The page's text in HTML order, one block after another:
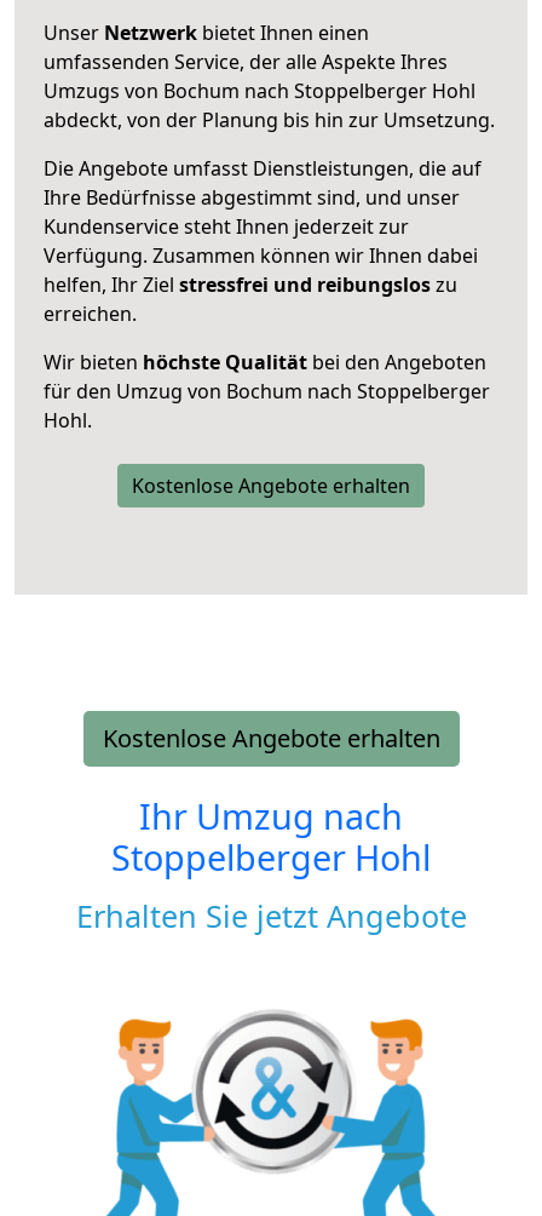
Unser Netzwerk bietet Ihnen einen
umfassenden Service, der alle Aspekte Ihres
Umzugs von Bochum nach Stoppelberger Hohl
abdeckt, von der Planung bis hin zur Umsetzung.
Die Angebote umfasst Dienstleistungen, die auf
Ihre Bedürfnisse abgestimmt sind, und unser
Kundenservice steht Ihnen jederzeit zur
Verfügung. Zusammen können wir Ihnen dabei
helfen, Ihr Ziel stressfrei und reibungsloszu
erreichen.
Wir bieten höchste Qualität bei den Angeboten
für den Umzug von Bochum nach Stoppelberger
Hohl.
Kostenlose Angebote erhalten
Kostenlose Angebote erhalten
Ihr Umzug nach
Stoppelberger Hohl
Erhalten Sie jetzt Angebote